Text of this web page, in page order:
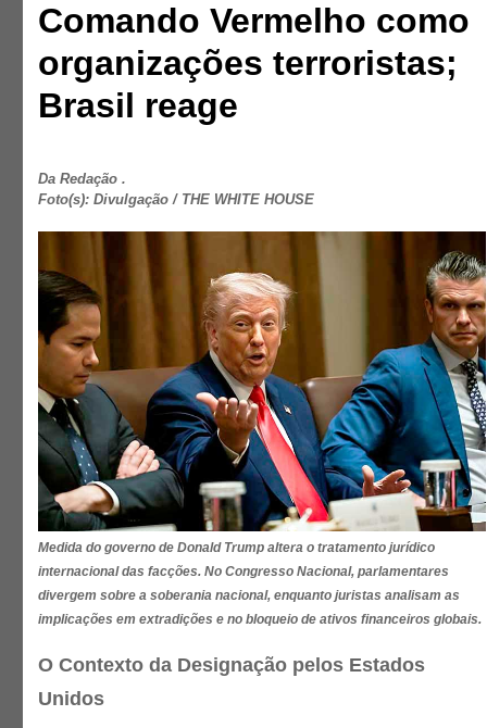
Comando Vermelho como
organizações terroristas;
Brasil reage
Da Redação .
Foto(s): Divulgação / THE WHITE HOUSE
Medida do governo de Donald Trump altera o tratamento jurídico
internacional das facções. No Congresso Nacional, parlamentares
divergem sobre a soberania nacional, enquanto juristas analisam as
implicações em extradições e no bloqueio de ativos financeiros globais.
O Contexto da Designação pelos Estados
Unidos